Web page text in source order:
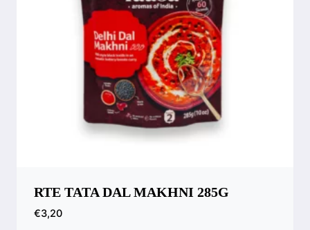
RTE TATA DAL MAKHNI 285G
€3,20